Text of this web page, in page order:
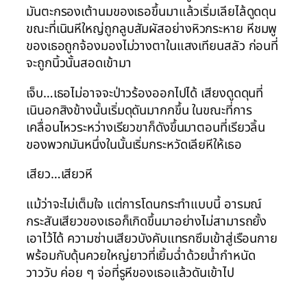
มันตะกรองเต้านมของเธอขึ้นมาแล้วเริ่มเลียไล้ดูดดุน
ขณะที่เนินหีใหญ่ถูกลูบสัมผัสอย่างหิวกระหาย หีชมพู
ของเธอถูกจ้องมองไม่วางตาในแสงเทียนสลัว ก่อนที่
จะถูกนิ้วนั้นสอดเข้ามา
เจ็บ…เธอไม่อาจจะป่าวร้องออกไปได้ เสียงดูดดุนที่
เนินอกสิงข้างนั้นเริ่มดุดันมากกขึ้น ในขณะที่การ
เคลื่อนไหวระหว่างเรียวขาก็ดังขึ้นมาตอนที่เรียวลิ้น
ของพวกมันหนึ่งในนั้นเริ่มกระหวัดเลียหีให้เธอ
เสียว…เสียวหี
แม้ว่าจะไม่เต็มใจ แต่การโดนกระทำแบบนี้ อารมณ์
กระสันเสียวของเธอก็เกิดขึ้นมาอย่างไม่สามารถยั้ง
เอาไว้ได้ ความซ่านเสียวบังคับแทรกซึมเข้าสู่เรือนกาย
พร้อมกับดุ้นควยใหญ่ยาวที่เยิ้มฉ่ำด้วยน้ำกำหนัด
วาววับ ค่อย ๆ จ่อที่รูหีของเธอแล้วดันเข้าไป